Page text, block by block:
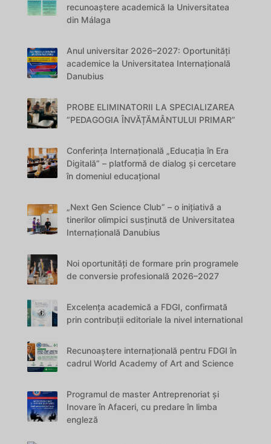
recunoaștere academică la Universitatea
din Málaga
Anul universitar 2026–2027: Oportunități
academice la Universitatea Internațională
Danubius
PROBE ELIMINATORII LA SPECIALIZAREA
“PEDAGOGIA ÎNVĂȚĂMÂNTULUI PRIMAR”
Conferința Internațională „Educația în Era
Digitală” – platformă de dialog și cercetare
în domeniul educațional
„Next Gen Science Club” – o inițiativă a
tinerilor olimpici susținută de Universitatea
Internațională Danubius
Noi oportunități de formare prin programele
de conversie profesională 2026–2027
Excelența academică a FDGI, confirmată
prin contribuții editoriale la nivel international
Recunoaștere internațională pentru FDGI în
cadrul World Academy of Art and Science
Programul de master Antreprenoriat și
Inovare în Afaceri, cu predare în limba
engleză